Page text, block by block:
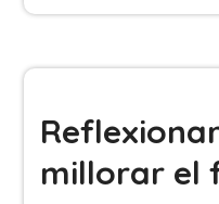
millorar el